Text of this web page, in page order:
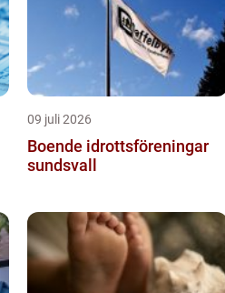
09 juli 2026
Boende idrottsföreningar
sundsvall